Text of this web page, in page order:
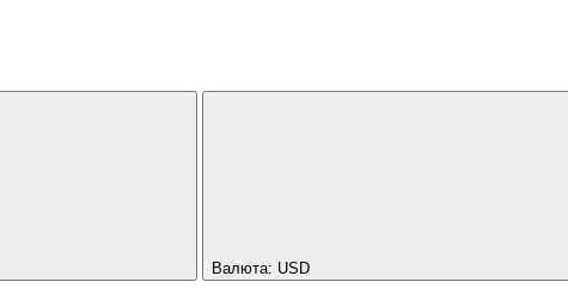
Валюта: USD